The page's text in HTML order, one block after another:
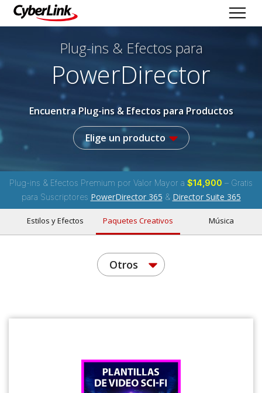
Plug-ins & Efectos para
PowerDirector
Encuentra Plug-ins & Efectos para Productos
Elige un producto
Plug-ins & Efectos Premium por Valor Mayor a $14,900 – Gratis
para Suscriptores PowerDirector 365 & Director Suite 365
Estilos y Efectos Paquetes Creativos Música
Otros